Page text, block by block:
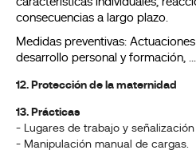
características individuales,
consecuencias a largo plazo.
Medidas preventivas:
desarrollo personal y formación, ...
12. Protección de la maternidad
13. Prácticas
- Lugares de trabajo y señalización
- Manipulación manual de cargas.